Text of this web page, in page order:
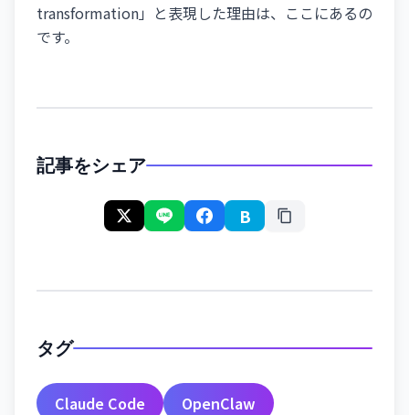
transformation」と表現した理由は、ここにあるの
です。
記事をシェア
B
タグ
Claude Code
OpenClaw